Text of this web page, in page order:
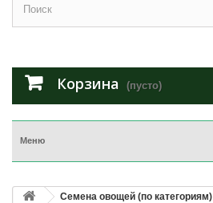
Корзина (пусто)
Меню
Семена овощей (по категориям)